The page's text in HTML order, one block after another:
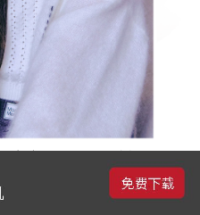
宽度挂钩，双眼越紧凑，鼻
问题就没那么明显，所以眼